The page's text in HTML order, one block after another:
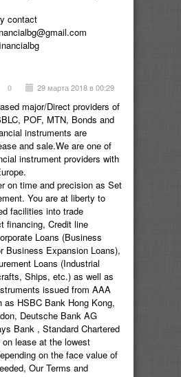
contact
29 марта 2018 в 00:29
0
major/Direct providers of
POF, MTN, Bonds and
instruments are
and sale.We are one of
instrument providers with
on time and precision as Set
You are at liberty to
facilities into trade
financing, Credit line
Loans (Business
Business Expansion Loans),
Loans (Industrial
Ships, etc.) as well as
issued from AAA
as HSBC Bank Hong Kong,
Deutsche Bank AG
Bank , Standard Chartered
lease at the lowest
on the face value of
Our Terms and